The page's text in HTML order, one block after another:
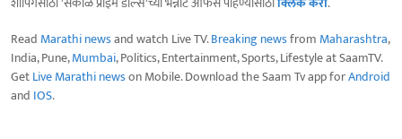
Read Marathi newsand watch Live TV.Breaking newsfrom Maharashtra,
India, Pune,Mumbai, Politics, Entertainment, Sports, Lifestyle at SaamTV.
GetLive Marathi newson Mobile. Download the Saam Tv app forAndroid
and IOS.